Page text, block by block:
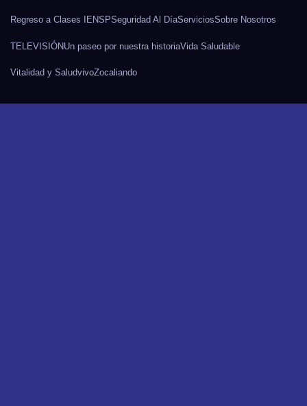
Regreso a Clases IENSPSeguridad Al DíaServiciosSobre Nosotros
TELEVISIÓNUn paseo por nuestra historiaVida Saludable
Vitalidad y SaludvivoZocaliando